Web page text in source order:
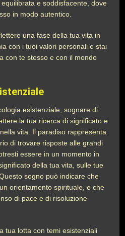
e soddisfacente, dove
in modo autentico.
una fase della tua vita in
con i tuoi valori personali e stai
con te stesso e con il mondo
esistenziale, sognare di
la tua ricerca di significato e
vita. Il paradiso rappresenta
di trovare risposte alle grandi
essere in un momento in
della tua vita, sulle tue
sogno può indicare che
orientamento spirituale, e che
di pace e di risoluzione
tua lotta con temi esistenziali